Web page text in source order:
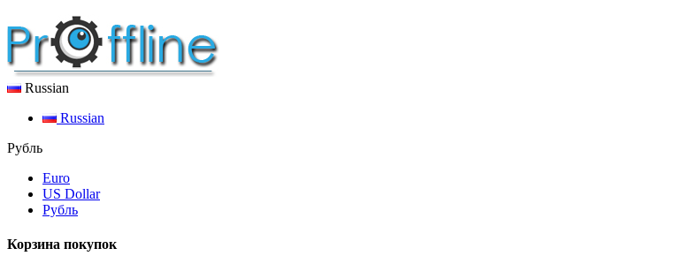
Russian
Russian
Рубль
Euro
US Dollar
Рубль
Корзина покупок